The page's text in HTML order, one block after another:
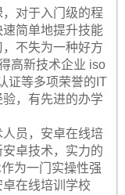
对于入门级的程
简单地提升技能
不失为一种好方
高新技术企业 iso
证等多项荣誉的IT
，有先进的办学
员，安卓在线培
卓技术，实力的
为一门实操性强
在线培训学校